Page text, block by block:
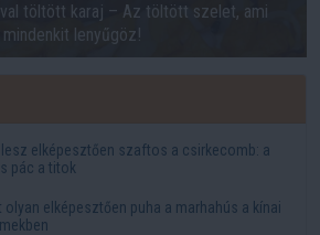
töltött karaj – Az töltött szelet, ami
mindenkit lenyűgöz!
lesz elképesztően szaftos a csirkecomb: a
pác a titok
olyan elképesztően puha a marhahús a kínai